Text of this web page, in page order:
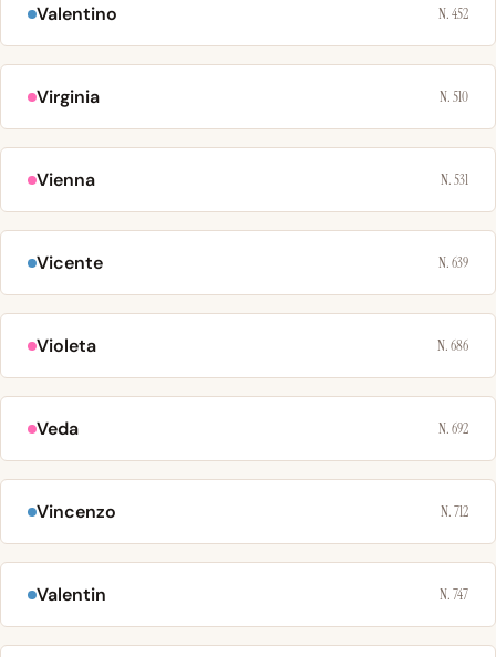
Valentino N. 452
Virginia N. 510
Vienna N. 531
Vicente N. 639
Violeta N. 686
Veda N. 692
Vincenzo N. 712
Valentin N. 747